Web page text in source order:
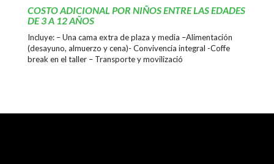
COSTO ADICIONAL POR NIÑOS ENTRE LAS EDADES
DE 3 A 12 AÑOS
Incluye: – Una cama extra de plaza y media –Alimentación
(desayuno, almuerzo y cena)- Convivencia integral -Coffe
break en el taller – Transporte y movilizació